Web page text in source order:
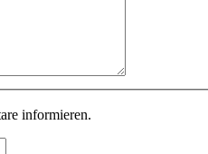
informieren.